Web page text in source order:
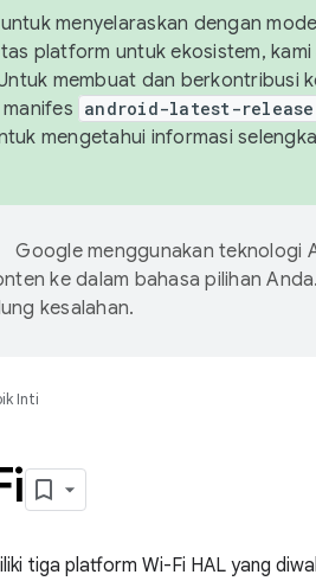
menyelaraskan dengan
platform untuk ekosistem,
membuat dan berkontribusi
android-latest-release
mengetahui informasi
Google menggunakan teknologi
ke dalam bahasa pilihan
kesalahan.
Inti
tiga platform Wi-Fi HAL yang